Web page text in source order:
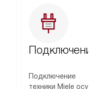
Подключение
техники Miele